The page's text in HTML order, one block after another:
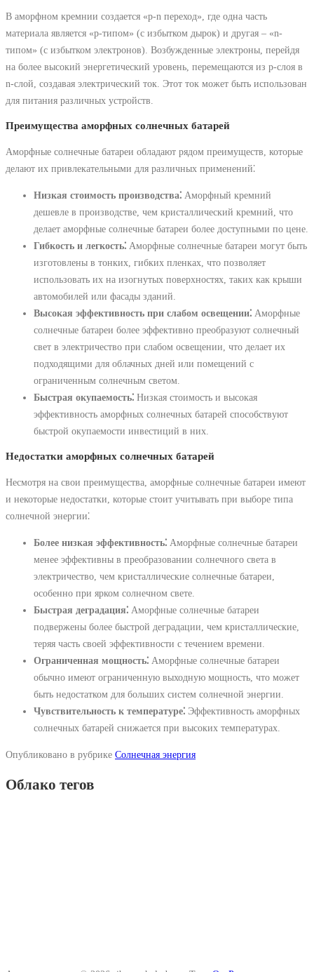
В аморфном кремнии создается «p-n переход», где одна часть
материала является «p-типом» (с избытком дырок) и другая ‒ «n-
типом» (с избытком электронов). Возбужденные электроны, перейдя
на более высокий энергетический уровень, перемещаются из p-слоя в
n-слой, создавая электрический ток. Этот ток может быть использован
для питания различных устройств.
Преимущества аморфных солнечных батарей
Аморфные солнечные батареи обладают рядом преимуществ, которые
делают их привлекательными для различных применений⁚
Низкая стоимость производства⁚ Аморфный кремний
дешевле в производстве, чем кристаллический кремний, что
делает аморфные солнечные батареи более доступными по цене.
Гибкость и легкость⁚ Аморфные солнечные батареи могут быть
изготовлены в тонких, гибких пленках, что позволяет
использовать их на изогнутых поверхностях, таких как крыши
автомобилей или фасады зданий.
Высокая эффективность при слабом освещении⁚ Аморфные
солнечные батареи более эффективно преобразуют солнечный
свет в электричество при слабом освещении, что делает их
подходящими для облачных дней или помещений с
ограниченным солнечным светом.
Быстрая окупаемость⁚ Низкая стоимость и высокая
эффективность аморфных солнечных батарей способствуют
быстрой окупаемости инвестиций в них.
Недостатки аморфных солнечных батарей
Несмотря на свои преимущества, аморфные солнечные батареи имеют
и некоторые недостатки, которые стоит учитывать при выборе типа
солнечной энергии⁚
Более низкая эффективность⁚ Аморфные солнечные батареи
менее эффективны в преобразовании солнечного света в
электричество, чем кристаллические солнечные батареи,
особенно при ярком солнечном свете.
Быстрая деградация⁚ Аморфные солнечные батареи
подвержены более быстрой деградации, чем кристаллические,
теряя часть своей эффективности с течением времени.
Ограниченная мощность⁚ Аморфные солнечные батареи
обычно имеют ограниченную выходную мощность, что может
быть недостатком для больших систем солнечной энергии.
Чувствительность к температуре⁚ Эффективность аморфных
солнечных батарей снижается при высоких температурах.
Опубликовано в рубрике Солнечная энергия
Облако тегов